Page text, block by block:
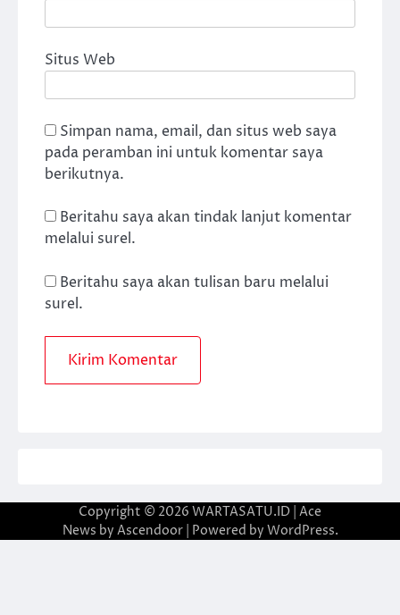
Situs Web
Simpan nama, email, dan situs web saya
pada peramban ini untuk komentar saya
berikutnya.
Beritahu saya akan tindak lanjut komentar
melalui surel.
Beritahu saya akan tulisan baru melalui
surel.
Copyright © 2026 WARTASATU.ID | Ace
News by Ascendoor| Powered by WordPress.